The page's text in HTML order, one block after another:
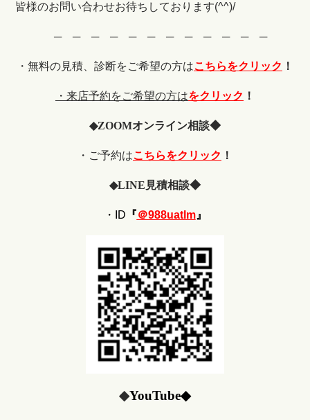
皆様のお問い合わせお待ちしております(^^)/
─ ─ ─ ─ ─ ─ ─ ─ ─ ─ ─ ─
・無料の見積、診断をご希望の方はこちらをクリック ！
・来店予約をご希望の方はをクリック ！
◆ZOOMオンライン相談◆
・ご予約はこちらをクリック ！
◆LINE 見積相談◆
・ID 『＠988uatlm』
◆YouTube◆